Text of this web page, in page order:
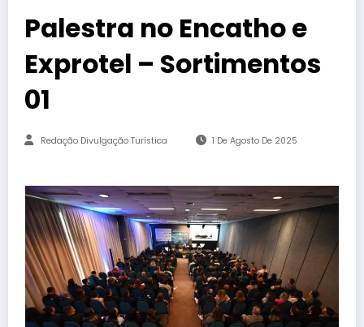
Palestra no Encatho e
Exprotel – Sortimentos
01
Redação Divulgação Turística 1 De Agosto De 2025